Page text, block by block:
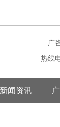
广
热线
新闻资讯